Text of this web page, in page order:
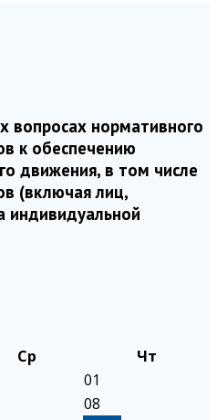
вопросах нормативного
к обеспечению
движения, в том числе
(включая лиц,
индивидуальной
Ср
Чт
01
08